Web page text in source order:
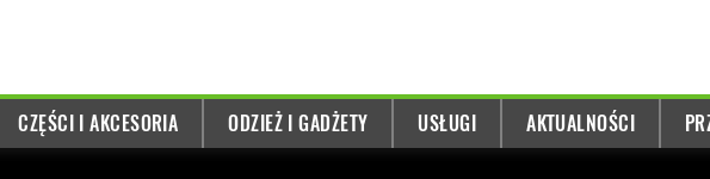
CZĘŚCI I AKCESORIA ODZIEŻ I GADŻETY USŁUGI AKTUALNOŚCI